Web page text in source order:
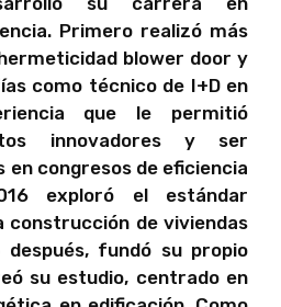
Primero realizó más
blower door y
como técnico de I+D en
que le permitió
innovadores y ser
congresos de eficiencia
exploró el estándar
construcción de viviendas
fundó su propio
su estudio, centrado en